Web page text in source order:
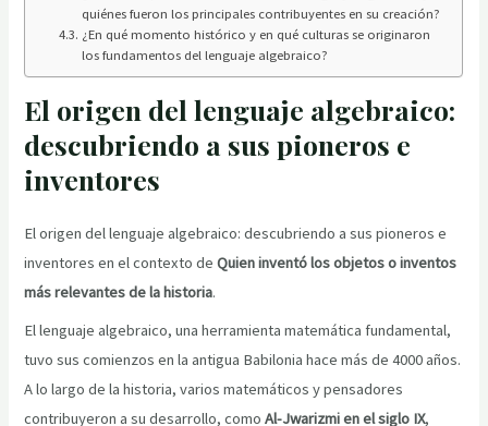
quiénes fueron los principales contribuyentes en su creación?
¿En qué momento histórico y en qué culturas se originaron
los fundamentos del lenguaje algebraico?
El origen del lenguaje algebraico:
descubriendo a sus pioneros e
inventores
El origen del lenguaje algebraico: descubriendo a sus pioneros e
inventores en el contexto deQuien inventó los objetos o inventos
más relevantes de la historia.
El lenguaje algebraico, una herramienta matemática fundamental,
tuvo sus comienzos en la antigua Babilonia hace más de 4000 años.
A lo largo de la historia, varios matemáticos y pensadores
contribuyeron a su desarrollo, comoAl-Jwarizmi en el siglo IX,